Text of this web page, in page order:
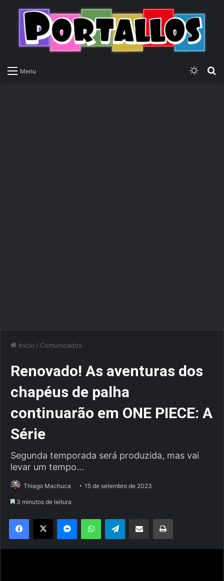
Menu
Início / Comunicados
Renovado! As aventuras dos
chapéus de palha
continuarão em ONE PIECE: A
Série
Segunda temporada será produzida, mas vai
levar um tempo...
Thiago Machuca 15 de setembro de 2023
3 minutos de leitura